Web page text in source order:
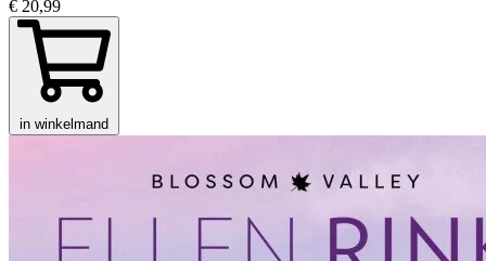
€ 20,99
in winkelmand